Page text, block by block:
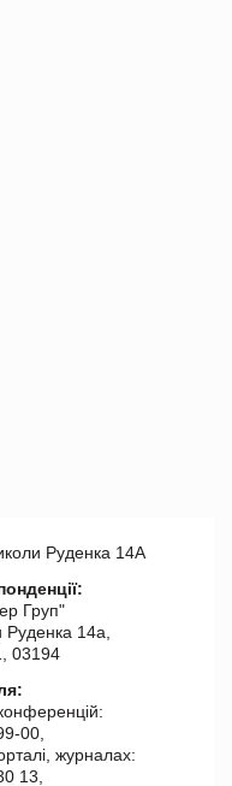
Руденка 14А
Груп"
14а,
03194
00,
журналах:
13,